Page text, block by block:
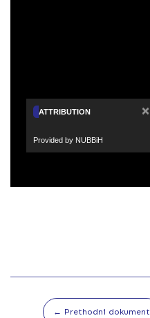
ATTRIBUTION ×
Provided by NUBBiH
← Prethodni dokument